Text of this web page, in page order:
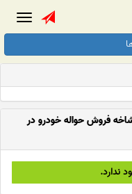
فروش حواله خودرو در
ندارد.